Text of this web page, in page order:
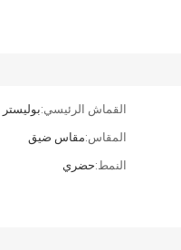
القماش الرئيسي:بوليستر
المقاس:مقاس ضيق
النمط:حضري